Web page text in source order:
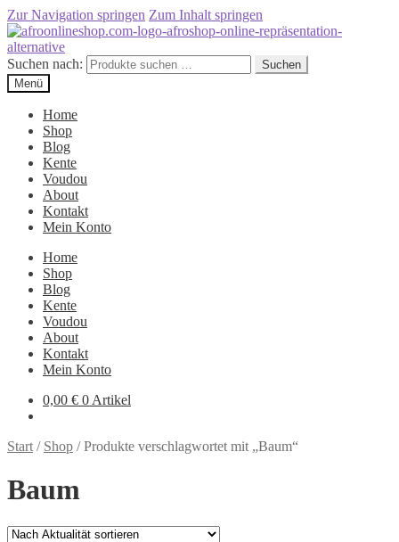
Zur Navigation springen Zum Inhalt springen
Suchen nach:
Suchen
Menü
Home
Shop
Blog
Kente
Voudou
About
Kontakt
Mein Konto
Home
Shop
Blog
Kente
Voudou
About
Kontakt
Mein Konto
0,00 € 0 Artikel
Start / Shop /Produkte verschlagwortet mit „Baum“
Baum